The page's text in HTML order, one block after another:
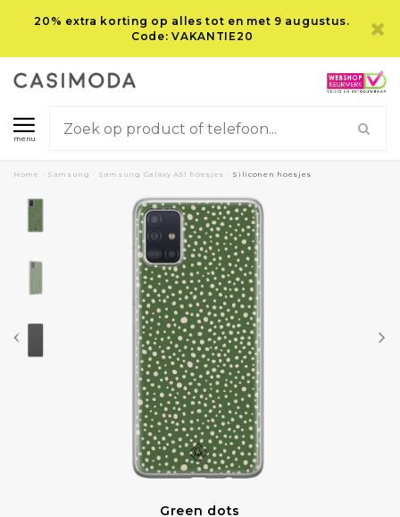
20% extra korting op alles tot en met 9 augustus.
Code: VAKANTIE20
menu
Home Samsung Samsung Galaxy A51 hoesjes Siliconen hoesjes
Green dots